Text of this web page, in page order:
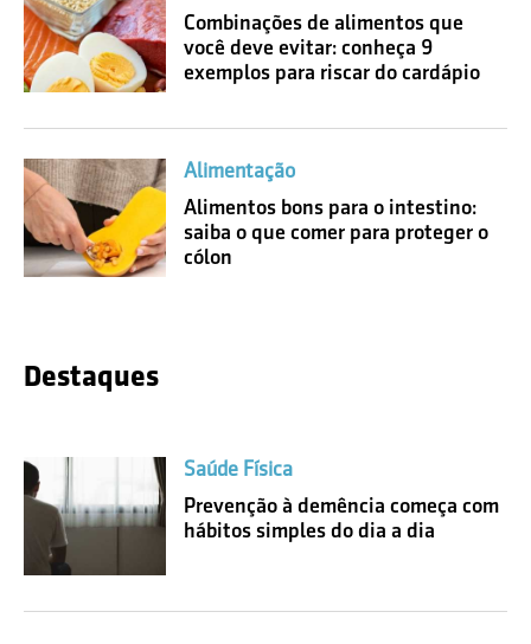
Combinações de alimentos que
você deve evitar: conheça 9
exemplos para riscar do cardápio
Alimentação
Alimentos bons para o intestino:
saiba o que comer para proteger o
cólon
Destaques
Saúde Física
Prevenção à demência começa com
hábitos simples do dia a dia